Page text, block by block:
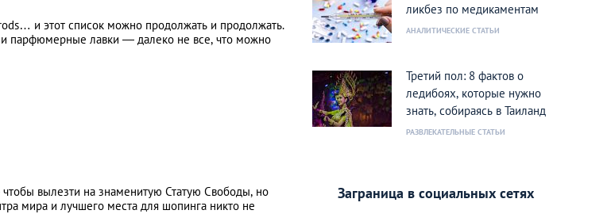
и этот список можно продолжать и продолжать.
и парфюмерные лавки — далеко не все, что можно
вылезти на знаменитую Статую Свободы, но
мира и лучшего места для шопинга никто не
ликбез по медикаментам
АНАЛИТИЧЕСКИЕ СТАТЬИ
Третий пол: 8 фактов о
ледибоях, которые нужно
знать, собираясь в Таиланд
РАЗВЛЕКАТЕЛЬНЫЕ СТАТЬИ
Заграница в социальных сетях